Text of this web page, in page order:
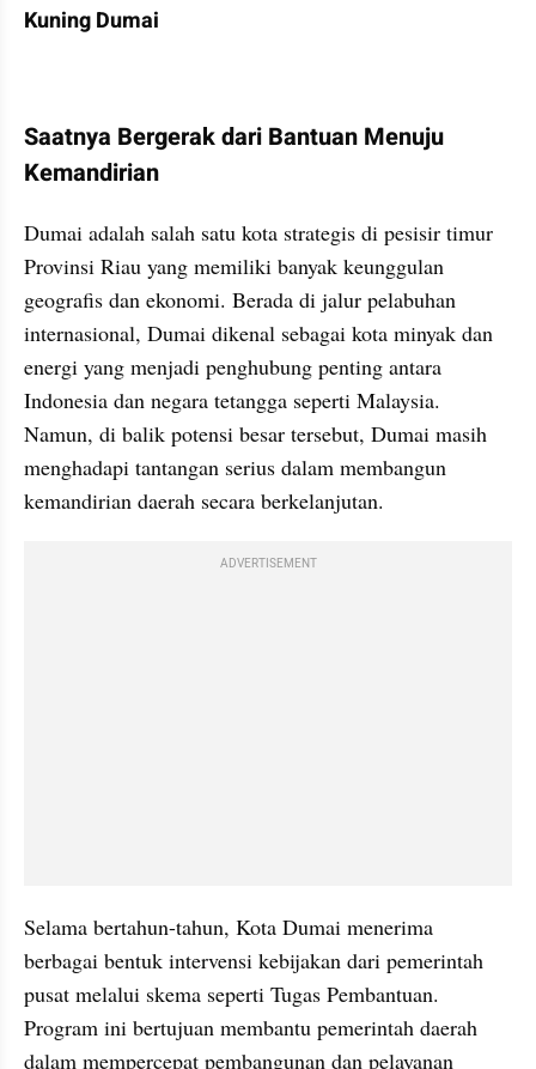
Kuning Dumai
Saatnya Bergerak dari Bantuan Menuju
Kemandirian
Dumai adalah salah satu kota strategis di pesisir timur
Provinsi Riau yang memiliki banyak keunggulan
geografis dan ekonomi. Berada di jalur pelabuhan
internasional, Dumai dikenal sebagai kota minyak dan
energi yang menjadi penghubung penting antara
Indonesia dan negara tetangga seperti Malaysia.
Namun, di balik potensi besar tersebut, Dumai masih
menghadapi tantangan serius dalam membangun
kemandirian daerah secara berkelanjutan.
ADVERTISEMENT
Selama bertahun-tahun, Kota Dumai menerima
berbagai bentuk intervensi kebijakan dari pemerintah
pusat melalui skema seperti Tugas Pembantuan.
Program ini bertujuan membantu pemerintah daerah
dalam mempercepat pembangunan dan pelayanan